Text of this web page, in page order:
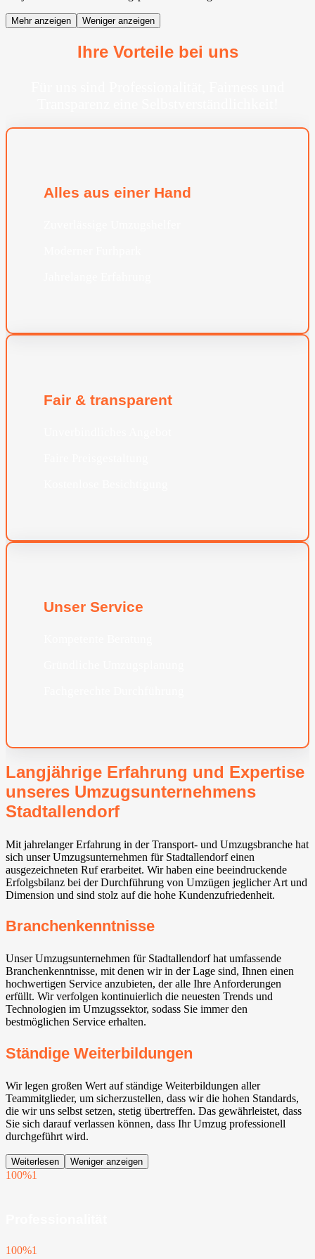
Mehr anzeigen Weniger anzeigen
Ihre Vorteile bei uns
Alles aus einer Hand
Fair & transparent
Unser Service
Langjährige Erfahrung und Expertise
unseres Umzugsunternehmens
Stadtallendorf
Mit jahrelanger Erfahrung in der Transport- und Umzugsbranche hat
sich unser Umzugsunternehmen für Stadtallendorf einen
ausgezeichneten Ruf erarbeitet. Wir haben eine beeindruckende
Erfolgsbilanz bei der Durchführung von Umzügen jeglicher Art und
Dimension und sind stolz auf die hohe Kundenzufriedenheit.
Branchenkenntnisse
Unser Umzugsunternehmen für Stadtallendorf hat umfassende
Branchenkenntnisse, mit denen wir in der Lage sind, Ihnen einen
hochwertigen Service anzubieten, der alle Ihre Anforderungen
erfüllt. Wir verfolgen kontinuierlich die neuesten Trends und
Technologien im Umzugssektor, sodass Sie immer den
bestmöglichen Service erhalten.
Ständige Weiterbildungen
Wir legen großen Wert auf ständige Weiterbildungen aller
Teammitglieder, um sicherzustellen, dass wir die hohen Standards,
die wir uns selbst setzen, stetig übertreffen. Das gewährleistet, dass
Sie sich darauf verlassen können, dass Ihr Umzug professionell
durchgeführt wird.
Weiterlesen Weniger anzeigen
100%1
100%1